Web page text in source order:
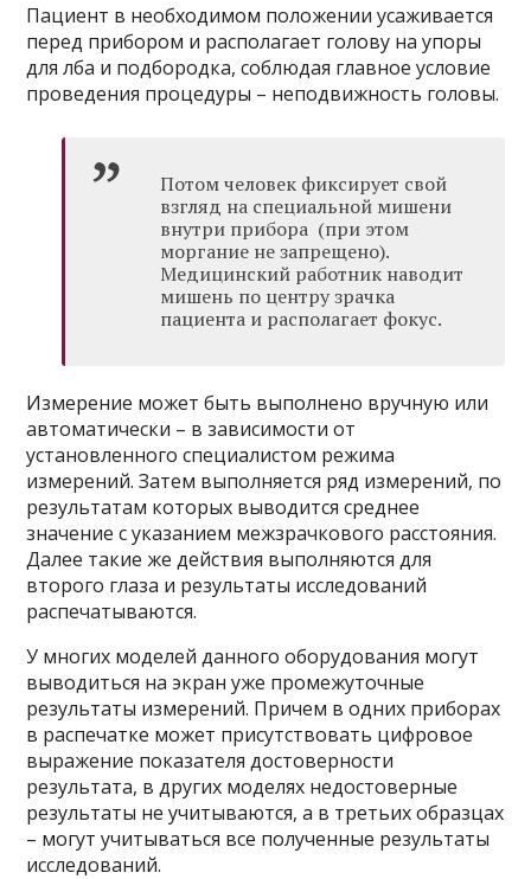
Пациент в необходимом положении усаживается
перед прибором и располагает голову на упоры
для лба и подбородка, соблюдая главное условие
проведения процедуры – неподвижность головы.
Потом человек фиксирует свой
взгляд на специальной мишени
внутри прибора (при этом
моргание не запрещено).
Медицинский работник наводит
мишень по центру зрачка
пациента и располагает фокус.
Измерение может быть выполнено вручную или
автоматически – в зависимости от
установленного специалистом режима
измерений. Затем выполняется ряд измерений, по
результатам которых выводится среднее
значение с указанием межзрачкового расстояния.
Далее такие же действия выполняются для
второго глаза и результаты исследований
распечатываются.
У многих моделей данного оборудования могут
выводиться на экран уже промежуточные
результаты измерений. Причем в одних приборах
в распечатке может присутствовать цифровое
выражение показателя достоверности
результата, в других моделях недостоверные
результаты не учитываются, а в третьих образцах
– могут учитываться все полученные результаты
исследований.